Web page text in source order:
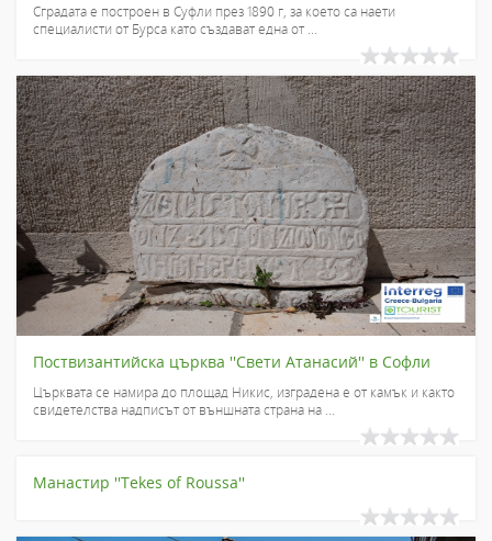
Сградата е построен в Суфли през 1890 г, за което са наети
специалисти от Бурса като създават една от ...
Поствизантийска църква ''Свети Атанасий'' в Софли
Църквата се намира до площад Никис, изградена е от камък и както
свидетелства надписът от външната страна на ...
Манастир ''Tekes of Roussa''